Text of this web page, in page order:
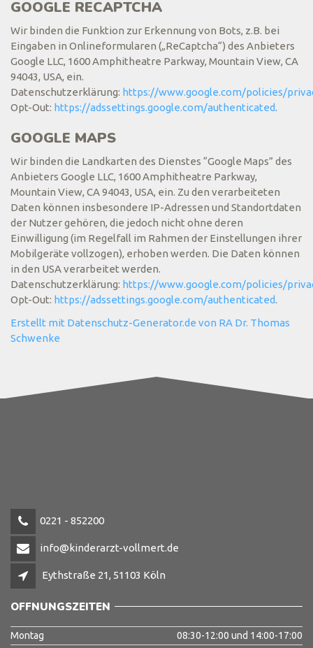
GOOGLE RECAPTCHA
Wir binden die Funktion zur Erkennung von Bots, z.B. bei
Eingaben in Onlineformularen („ReCaptcha“) des Anbieters
Google LLC, 1600 Amphitheatre Parkway, Mountain View, CA
94043, USA, ein.
Datenschutzerklärung: https://www.google.com/policies/
Opt-Out: https://adssettings.google.com/authenticated.
GOOGLE MAPS
Wir binden die Landkarten des Dienstes “Google Maps” des
Anbieters Google LLC, 1600 Amphitheatre Parkway,
Mountain View, CA 94043, USA, ein. Zu den verarbeiteten
Daten können insbesondere IP-Adressen und Standortdaten
der Nutzer gehören, die jedoch nicht ohne deren
Einwilligung (im Regelfall im Rahmen der Einstellungen ihrer
Mobilgeräte vollzogen), erhoben werden. Die Daten können
in den USA verarbeitet werden.
Datenschutzerklärung: https://www.google.com/policies/
Opt-Out: https://adssettings.google.com/authenticated.
Erstellt mit Datenschutz-Generator.de von RA Dr. Thomas
Schwenke
0221 - 852200
info@kinderarzt-vollmert.de
Eythstraße 21, 51103 Köln
ÖFFNUNGSZEITEN
Montag
08:30-12:00 und 14:00-17:00